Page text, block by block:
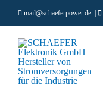
springen
mail@schaeferpower.de